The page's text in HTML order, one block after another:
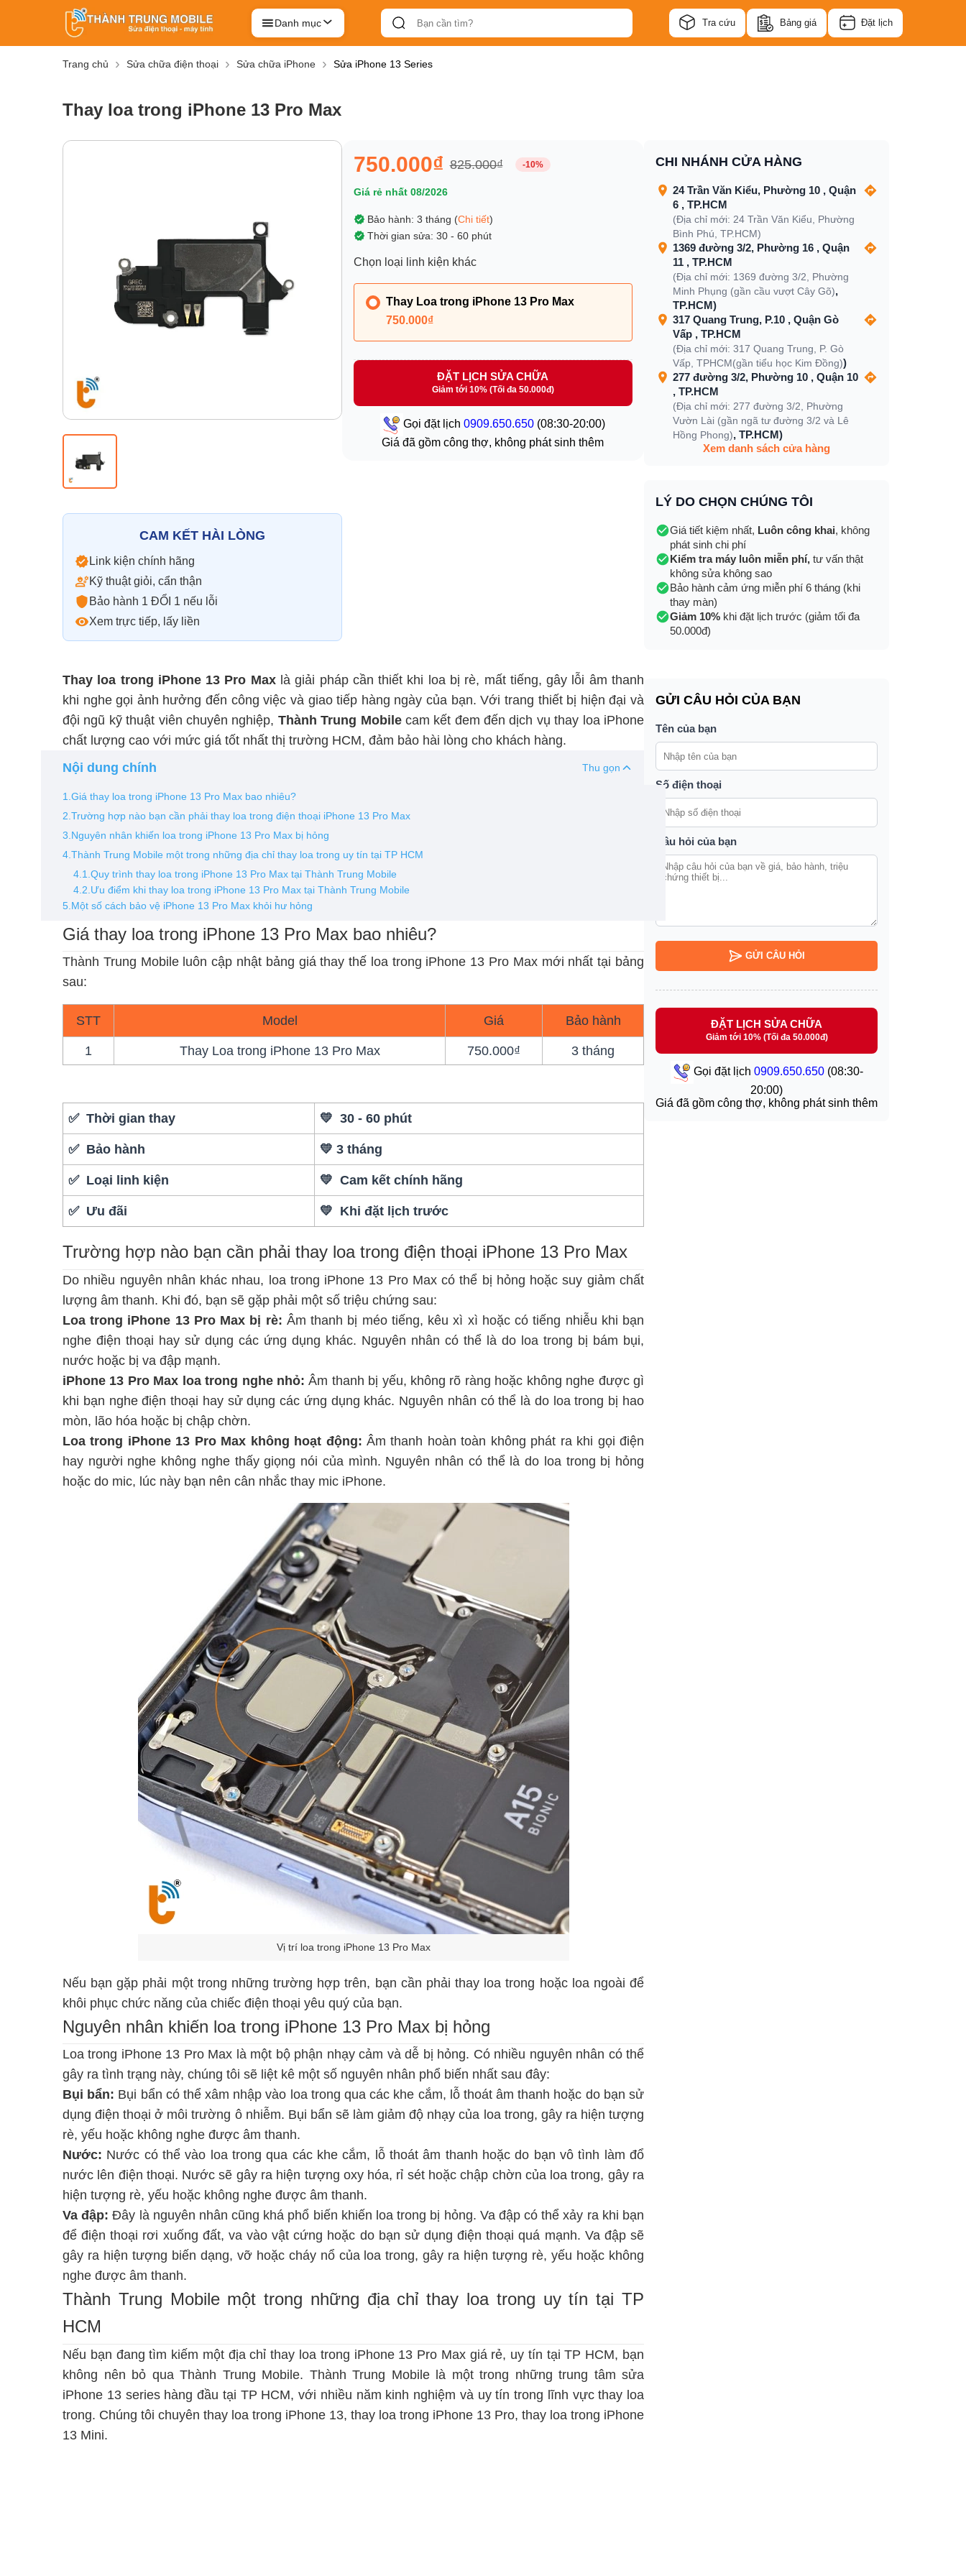
Danh mục Tra cứu Bảng giá Đặt lịch
Trang chủ Sửa chữa điện thoại Sửa chữa iPhone Sửa iPhone 13 Series
Thay loa trong iPhone 13 Pro Max
CAM KẾT HÀI LÒNG
Link kiện chính hãng
Kỹ thuật giỏi, cẩn thận
Bảo hành 1 ĐỔI 1 nếu lỗi
Xem trực tiếp, lấy liền
750.000₫ 825.000₫ -10%
Giá rẻ nhất 08/2026
Bảo hành: 3 tháng (Chi tiết)
Thời gian sửa: 30 - 60 phút
Chọn loại linh kiện khác
Thay Loa trong iPhone 13 Pro Max
750.000₫
ĐẶT LỊCH SỬA CHỮA
Giảm tới 10% (Tối đa 50.000đ)
Gọi đặt lịch0909.650.650 (08:30-20:00)
Giá đã gồm công thợ, không phát sinh thêm
Thay loa trong iPhone 13 Pro Max là giải pháp cần thiết khi loa bị rè, mất tiếng, gây lỗi âm thanh
khi nghe gọi ảnh hưởng đến công việc và giao tiếp hàng ngày của bạn. Với trang thiết bị hiện đại và
đội ngũ kỹ thuật viên chuyên nghiệp, Thành Trung Mobile cam kết đem đến dịch vụthay loa iPhone
chất lượng cao với mức giá tốt nhất thị trường HCM, đảm bảo hài lòng cho khách hàng.
Nội dung chính
Thu gọn
1.Giá thay loa trong iPhone 13 Pro Max bao nhiêu?
2.Trường hợp nào bạn cần phải thay loa trong điện thoại iPhone 13 Pro Max
3.Nguyên nhân khiến loa trong iPhone 13 Pro Max bị hỏng
4.Thành Trung Mobile một trong những địa chỉ thay loa trong uy tín tại TP HCM
4.1.Quy trình thay loa trong iPhone 13 Pro Max tại Thành Trung Mobile
4.2.Ưu điểm khi thay loa trong iPhone 13 Pro Max tại Thành Trung Mobile
5.Một số cách bảo vệ iPhone 13 Pro Max khỏi hư hỏng
Giá thay loa trong iPhone 13 Pro Max bao nhiêu?
Thành Trung Mobile luôn cập nhật bảng giá thay thế loa trong iPhone 13 Pro Max mới nhất tại bảng
sau:
STT Model Giá Bảo hành
1 Thay Loa trong iPhone 13 Pro Max 750.000₫ 3 tháng
✅ Thời gian thay 💛 30 - 60 phút
✅ Bảo hành 💛 3 tháng
✅ Loại linh kiện 💛 Cam kết chính hãng
✅ Ưu đãi 💛 Khi đặt lịch trước
Trường hợp nào bạn cần phải thay loa trong điện thoại iPhone 13 Pro Max
Do nhiều nguyên nhân khác nhau, loa trong iPhone 13 Pro Max có thể bị hỏng hoặc suy giảm chất
lượng âm thanh. Khi đó, bạn sẽ gặp phải một số triệu chứng sau:
Loa trong iPhone 13 Pro Max bị rè: Âm thanh bị méo tiếng, kêu xì xì hoặc có tiếng nhiễu khi bạn
nghe điện thoại hay sử dụng các ứng dụng khác. Nguyên nhân có thể là do loa trong bị bám bụi,
nước hoặc bị va đập mạnh.
iPhone 13 Pro Max loa trong nghe nhỏ: Âm thanh bị yếu, không rõ ràng hoặc không nghe được gì
khi bạn nghe điện thoại hay sử dụng các ứng dụng khác. Nguyên nhân có thể là do loa trong bị hao
mòn, lão hóa hoặc bị chập chờn.
Loa trong iPhone 13 Pro Max không hoạt động: Âm thanh hoàn toàn không phát ra khi gọi điện
hay người nghe không nghe thấy giọng nói của mình. Nguyên nhân có thể là do loa trong bị hỏng
hoặc do mic, lúc này bạn nên cân nhắc thay mic iPhone.
Vị trí loa trong iPhone 13 Pro Max
Nếu bạn gặp phải một trong những trường hợp trên, bạn cần phải thay loa trong hoặc loa ngoài để
khôi phục chức năng của chiếc điện thoại yêu quý của bạn.
Nguyên nhân khiến loa trong iPhone 13 Pro Max bị hỏng
Loa trong iPhone 13 Pro Max là một bộ phận nhạy cảm và dễ bị hỏng. Có nhiều nguyên nhân có thể
gây ra tình trạng này, chúng tôi sẽ liệt kê một số nguyên nhân phổ biến nhất sau đây:
Bụi bẩn: Bụi bẩn có thể xâm nhập vào loa trong qua các khe cắm, lỗ thoát âm thanh hoặc do bạn sử
dụng điện thoại ở môi trường ô nhiễm. Bụi bẩn sẽ làm giảm độ nhạy của loa trong, gây ra hiện tượng
rè, yếu hoặc không nghe được âm thanh.
Nước: Nước có thể vào loa trong qua các khe cắm, lỗ thoát âm thanh hoặc do bạn vô tình làm đổ
nước lên điện thoại. Nước sẽ gây ra hiện tượng oxy hóa, rỉ sét hoặc chập chờn của loa trong, gây ra
hiện tượng rè, yếu hoặc không nghe được âm thanh.
Va đập: Đây là nguyên nhân cũng khá phổ biến khiến loa trong bị hỏng. Va đập có thể xảy ra khi bạn
để điện thoại rơi xuống đất, va vào vật cứng hoặc do bạn sử dụng điện thoại quá mạnh. Va đập sẽ
gây ra hiện tượng biến dạng, vỡ hoặc cháy nổ của loa trong, gây ra hiện tượng rè, yếu hoặc không
nghe được âm thanh.
Thành Trung Mobile một trong những địa chỉ thay loa trong uy tín tại TP
HCM
Nếu bạn đang tìm kiếm một địa chỉ thay loa trong iPhone 13 Pro Max giá rẻ, uy tín tại TP HCM, bạn
không nên bỏ qua Thành Trung Mobile. Thành Trung Mobile là một trong những trung tâm sửa
iPhone 13 series hàng đầu tại TP HCM, với nhiều năm kinh nghiệm và uy tín trong lĩnh vực thay loa
trong. Chúng tôi chuyên thay loa trong iPhone 13, thay loa trong iPhone 13 Pro, thay loa trong iPhone
13 Mini.
CHI NHÁNH CỬA HÀNG
24 Trần Văn Kiểu, Phường 10 , Quận
6 , TP.HCM
(Địa chỉ mới: 24 Trần Văn Kiểu, Phường
Bình Phú, TP.HCM)
1369 đường 3/2, Phường 16 , Quận
11 , TP.HCM
(Địa chỉ mới: 1369 đường 3/2, Phường
Minh Phụng (gần cầu vượt Cây Gõ),
TP.HCM)
317 Quang Trung, P.10 , Quận Gò
Vấp , TP.HCM
(Địa chỉ mới: 317 Quang Trung, P. Gò
Vấp, TPHCM(gần tiểu học Kim Đồng))
277 đường 3/2, Phường 10 , Quận 10
, TP.HCM
(Địa chỉ mới: 277 đường 3/2, Phường
Vườn Lài (gần ngã tư đường 3/2 và Lê
Hồng Phong), TP.HCM)
Xem danh sách cửa hàng
LÝ DO CHỌN CHÚNG TÔI
Giá tiết kiệm nhất, Luôn công khai, không
phát sinh chi phí
Kiểm tra máy luôn miễn phí, tư vấn thật
không sửa không sao
Bảo hành cảm ứng miễn phí 6 tháng (khi
thay màn)
Giảm 10% khi đặt lịch trước (giảm tối đa
50.000đ)
GỬI CÂU HỎI CỦA BẠN
Tên của bạn
Số điện thoại
Câu hỏi của bạn
GỬI CÂU HỎI
ĐẶT LỊCH SỬA CHỮA
Giảm tới 10% (Tối đa 50.000đ)
Gọi đặt lịch 0909.650.650(08:30-
20:00)
Giá đã gồm công thợ, không phát sinh thêm